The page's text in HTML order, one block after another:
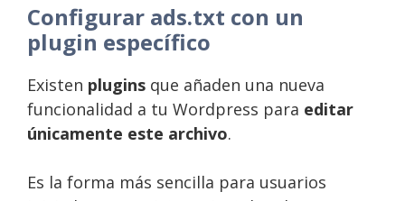
Configurar ads.txt con un
plugin específico
Existen plugins que añaden una nueva
funcionalidad a tu Wordpress para editar
únicamente este archivo.
Es la forma más sencilla para usuarios